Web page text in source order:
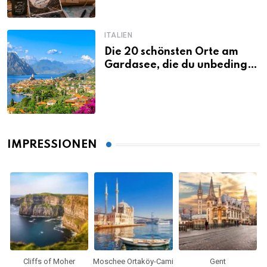
ITALIEN
Die 20 schönsten Orte am
Gardasee, die du unbedingt
IMPRESSIONEN
Cliffs of Moher Moschee Ortaköy-Cami Gent